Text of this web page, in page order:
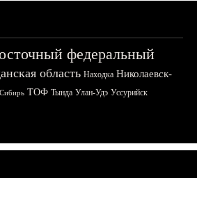
федеральный
область Находка Николаевск-
Сибирь ТОФ Тында Улан-Удэ Уссурийск